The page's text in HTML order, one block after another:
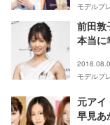
モデルプ
前田敦
本当に
モデルプ
元アイ
早見あ